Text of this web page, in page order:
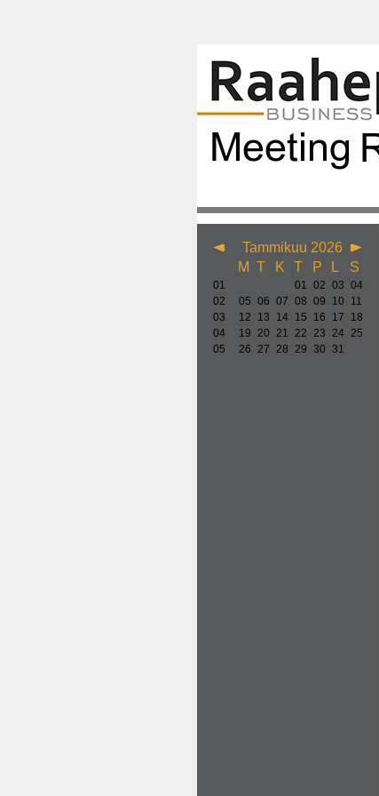
Tammikuu 2026
M T K T P L S
01 01 02 03 04
02
05 06 07 08 09 10
11
03
12 13 14 15 16 17
18
04
19 20 21 22 23 24 25
05
26 27 28 29 30 31